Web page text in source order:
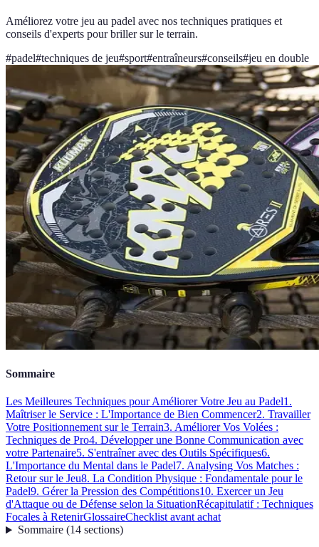
Améliorez votre jeu au padel avec nos techniques pratiques et
conseils d'experts pour briller sur le terrain.
#padel#techniques de jeu#sport#entraîneurs#conseils#jeu en double
Sommaire
Les Meilleures Techniques pour Améliorer Votre Jeu au Padel1.
Maîtriser le Service : L'Importance de Bien Commencer2. Travailler
Votre Positionnement sur le Terrain3. Améliorer Vos Volées :
Techniques de Pro4. Développer une Bonne Communication avec
votre Partenaire5. S'entraîner avec des Outils Spécifiques6.
L'Importance du Mental dans le Padel7. Analysing Vos Matches :
Retour sur le Jeu8. La Condition Physique : Fondamentale pour le
Padel9. Gérer la Pression des Compétitions10. Exercer un Jeu
d'Attaque ou de Défense selon la SituationRécapitulatif : Techniques
Focales à RetenirGlossaireChecklist avant achat
Sommaire(14 sections)